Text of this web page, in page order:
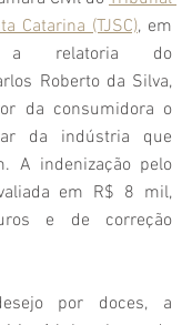
Catarina (TJSC), em
a relatoria do
Roberto da Silva,
da consumidora o
da indústria que
A indenização pelo
em R$ 8 mil,
e de correção
por doces, a